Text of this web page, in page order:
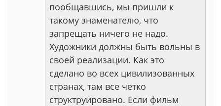
пообщавшись, мы пришли к
такому знаменателю, что
запрещать ничего не надо.
Художники должны быть вольны в
своей реализации. Как это
сделано во всех цивилизованных
странах, там все четко
структруировано. Если фильм